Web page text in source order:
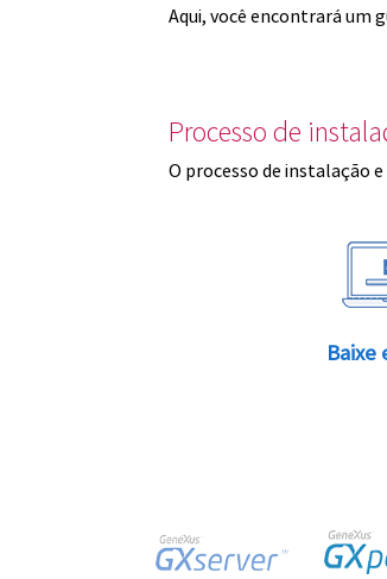
Aqui, você encontrará um
Processo de
O processo de instalação
Baixe